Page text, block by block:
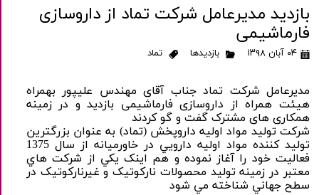
بازدید مدیرعامل شرکت تماد از داروسازی
فارماشیمی
۰۴ آبان ۱۳۹۸ بازدیدها تماد
مدیرعامل شرکت تماد جناب آقای مهندس علیپور بهمراه
هیئت همراه از داروسازی فارماشیمی بازدید و در زمینه
همکاری های مشترک گفت و گو کردند
شرکت توليد مواد اوليه داروپخش (تماد) به عنوان بزرگترين
توليد کننده مواد اوليه دارويي در خاورميانه از سال 1375
فعاليت خود را آغاز نموده و هم اينک يکي از شرکت‎ هاي
معتبر در زمينه توليد محصولات نارکوتيک و غيرنارکوتيک در
سطح جهاني شناخته مي شود